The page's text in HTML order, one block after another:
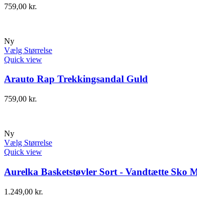
759,00 kr.
Ny
Vælg Størrelse
Quick view
Arauto Rap Trekkingsandal Guld
759,00 kr.
Ny
Vælg Størrelse
Quick view
Aurelka Basketstøvler Sort - Vandtætte Sko
1.249,00 kr.